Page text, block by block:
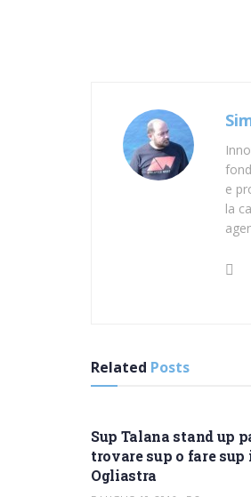
e
la
Related Posts
Sup Talana stand up
trovare sup o fare
Ogliastra